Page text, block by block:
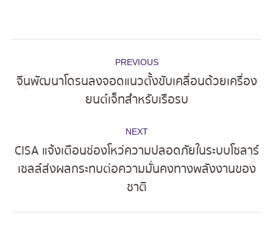
navigation
PREVIOUS
post:
จีนพัฒนาโดรนลงจอดแนวตั้งขับเคลื่อนด้วยเครื่อง
ยนต์เจ็ทสำหรับเรือรบ
NEXT
Next
post:
CISA แจ้งเตือนช่องโหว่ความปลอดภัยในระบบโซลาร์
เซลล์ส่งผลกระทบต่อความมั่นคงทางพลังงานของ
ชาติ